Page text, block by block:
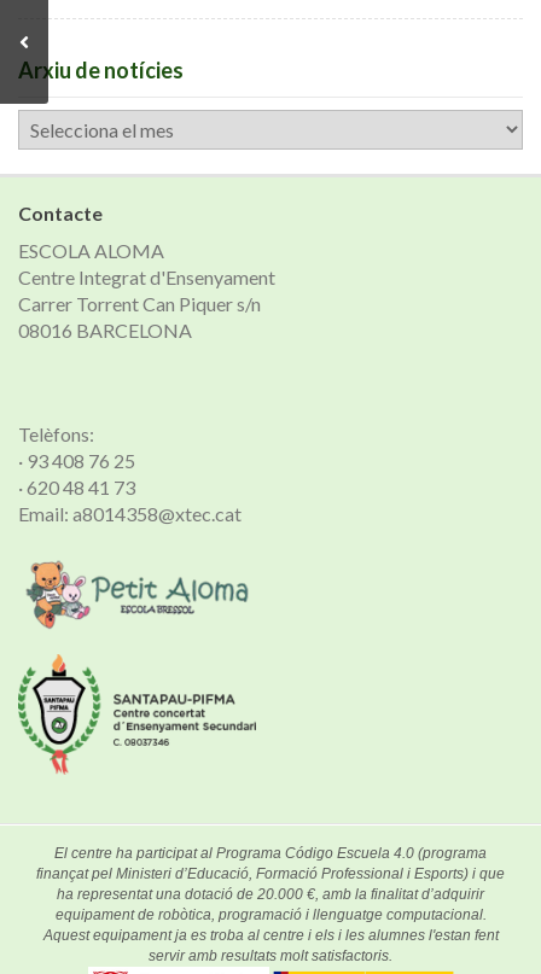
Arxiu de notícies
Arxiu
de
notícies
Contacte
ESCOLA ALOMA
Centre Integrat d'Ensenyament
Carrer Torrent Can Piquer s/n
08016 BARCELONA
Telèfons:
· 93 408 76 25
· 620 48 41 73
Email: a8014358@xtec.cat
El centre ha participat al Programa Código Escuela 4.0 (programa
finançat pel Ministeri d’Educació, Formació Professional i Esports) i que
ha representat una dotació de 20.000 €, amb la finalitat d’adquirir
equipament de robòtica, programació i llenguatge computacional.
Aquest equipament ja es troba al centre i els i les alumnes l'estan fent
servir amb resultats molt satisfactoris.